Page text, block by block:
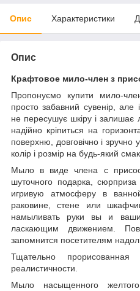
Опис Характеристики
Опис
Крафтовое мило-член з
Пропонуємо купити мило-
просто забавний сувенір, але
не пересушує шкіру і залишає
надійно кріпиться на
поверхню, довговічно і
колір і розмір на будь-який
Мыло в виде члена с
шуточного подарка,
игривую атмосферу в
раковине, стене или
намыливать руки вы и
ласкающим движением.
запомнится посетителям
Тщательно
реалистичности.
Мыло насыщенного